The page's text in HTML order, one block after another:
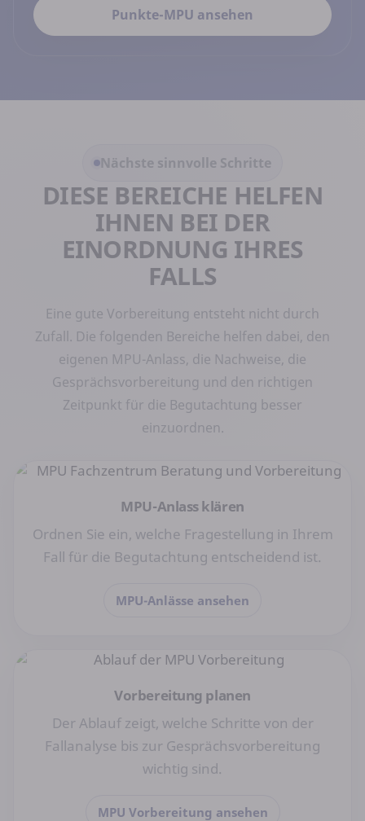
Punkte-MPU ansehen
Nächste sinnvolle Schritte
DIESE BEREICHE HELFEN
IHNEN BEI DER
EINORDNUNG IHRES
FALLS
Eine gute Vorbereitung entsteht nicht durch
Zufall. Die folgenden Bereiche helfen dabei, den
eigenen MPU-Anlass, die Nachweise, die
Gesprächsvorbereitung und den richtigen
Zeitpunkt für die Begutachtung besser
einzuordnen.
MPU-Anlass klären
Ordnen Sie ein, welche Fragestellung in Ihrem
Fall für die Begutachtung entscheidend ist.
MPU-Anlässe ansehen
Vorbereitung planen
Der Ablauf zeigt, welche Schritte von der
Fallanalyse bis zur Gesprächsvorbereitung
wichtig sind.
MPU Vorbereitung ansehen